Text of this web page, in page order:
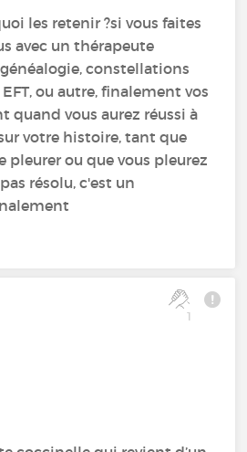
les retenir ?si vous faites
avec un thérapeute
constellations
ou autre, finalement vos
quand vous aurez réussi à
votre histoire, tant que
pleurer ou que vous pleurez
résolu, c'est un
1